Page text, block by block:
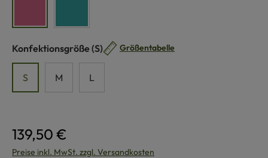
Konfektionsgröße auswählen
(S) Größentabelle
S M L
139,50 €
Preise inkl. MwSt. zzgl. Versandkosten